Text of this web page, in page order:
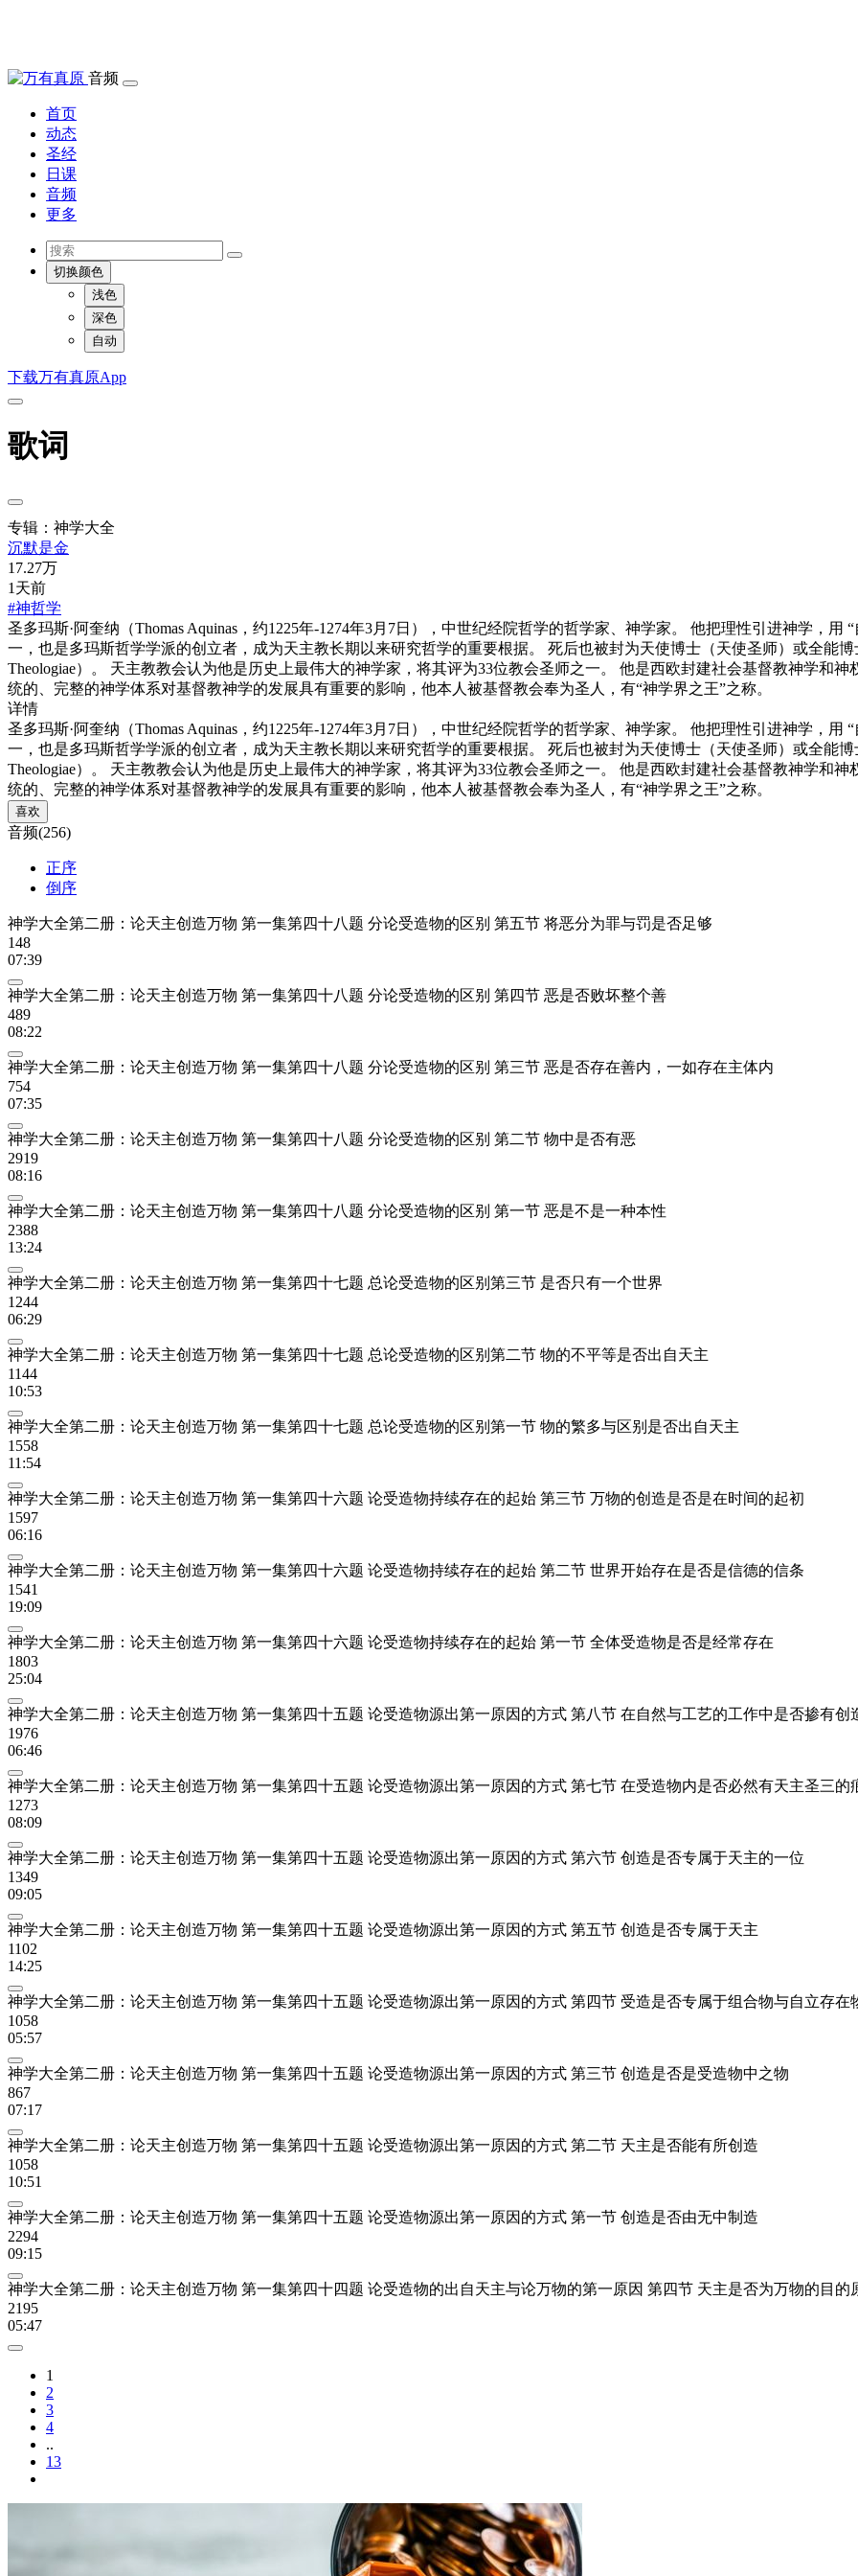
音频
首页
动态
圣经
日课
音频
更多
切换颜色
浅色
深色
自动
下载万有真原App
歌词
专辑：神学大全
沉默是金
17.27万
1天前
#神哲学
圣多玛斯·阿奎纳（Thomas Aquinas，约1225年-1274年3月7日），中世纪经院哲学的哲学家、神学家。 他把理性引进神学，
一，也是多玛斯哲学学派的创立者，成为天主教长期以来研究哲学的重要根据。 死后也被封为天使博士（天使圣师）或全能
Theologiae）。 天主教教会认为他是历史上最伟大的神学家，将其评为33位教会圣师之一。 他是西欧封建社会基督教神学和
统的、完整的神学体系对基督教神学的发展具有重要的影响，他本人被基督教会奉为圣人，有“神学界之王”之称。
详情
圣多玛斯·阿奎纳（Thomas Aquinas，约1225年-1274年3月7日），中世纪经院哲学的哲学家、神学家。 他把理性引进神学，
一，也是多玛斯哲学学派的创立者，成为天主教长期以来研究哲学的重要根据。 死后也被封为天使博士（天使圣师）或全能
Theologiae）。 天主教教会认为他是历史上最伟大的神学家，将其评为33位教会圣师之一。 他是西欧封建社会基督教神学和
统的、完整的神学体系对基督教神学的发展具有重要的影响，他本人被基督教会奉为圣人，有“神学界之王”之称。
喜欢
音频(256)
正序
倒序
神学大全第二册：论天主创造万物 第一集第四十八题 分论受造物的区别 第五节 将恶分为罪与罚是否足够
148
07:39
神学大全第二册：论天主创造万物 第一集第四十八题 分论受造物的区别 第四节 恶是否败坏整个善
489
08:22
神学大全第二册：论天主创造万物 第一集第四十八题 分论受造物的区别 第三节 恶是否存在善内，一如存在主体内
754
07:35
神学大全第二册：论天主创造万物 第一集第四十八题 分论受造物的区别 第二节 物中是否有恶
2919
08:16
神学大全第二册：论天主创造万物 第一集第四十八题 分论受造物的区别 第一节 恶是不是一种本性
2388
13:24
神学大全第二册：论天主创造万物 第一集第四十七题 总论受造物的区别第三节 是否只有一个世界
1244
06:29
神学大全第二册：论天主创造万物 第一集第四十七题 总论受造物的区别第二节 物的不平等是否出自天主
1144
10:53
神学大全第二册：论天主创造万物 第一集第四十七题 总论受造物的区别第一节 物的繁多与区别是否出自天主
1558
11:54
神学大全第二册：论天主创造万物 第一集第四十六题 论受造物持续存在的起始 第三节 万物的创造是否是在时间的起初
1597
06:16
神学大全第二册：论天主创造万物 第一集第四十六题 论受造物持续存在的起始 第二节 世界开始存在是否是信德的信条
1541
19:09
神学大全第二册：论天主创造万物 第一集第四十六题 论受造物持续存在的起始 第一节 全体受造物是否是经常存在
1803
25:04
神学大全第二册：论天主创造万物 第一集第四十五题 论受造物源出第一原因的方式 第八节 在自然与工艺的工作中是否掺有创
1976
06:46
神学大全第二册：论天主创造万物 第一集第四十五题 论受造物源出第一原因的方式 第七节 在受造物内是否必然有天主圣三的
1273
08:09
神学大全第二册：论天主创造万物 第一集第四十五题 论受造物源出第一原因的方式 第六节 创造是否专属于天主的一位
1349
09:05
神学大全第二册：论天主创造万物 第一集第四十五题 论受造物源出第一原因的方式 第五节 创造是否专属于天主
1102
14:25
神学大全第二册：论天主创造万物 第一集第四十五题 论受造物源出第一原因的方式 第四节 受造是否专属于组合物与自立存在
1058
05:57
神学大全第二册：论天主创造万物 第一集第四十五题 论受造物源出第一原因的方式 第三节 创造是否是受造物中之物
867
07:17
神学大全第二册：论天主创造万物 第一集第四十五题 论受造物源出第一原因的方式 第二节 天主是否能有所创造
1058
10:51
神学大全第二册：论天主创造万物 第一集第四十五题 论受造物源出第一原因的方式 第一节 创造是否由无中制造
2294
09:15
神学大全第二册：论天主创造万物 第一集第四十四题 论受造物的出自天主与论万物的第一原因 第四节 天主是否为万物的目的
2195
05:47
1
2
3
4
..
13